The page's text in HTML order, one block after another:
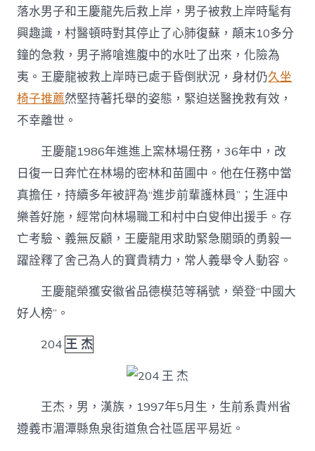
落水男子和王慶龍先后救上岸，男子被救上岸時髦有
興趣識，村醫頓時對其停止了心肺復蘇，顛末10多分
鐘的急救，男子將嗆進腹中的水吐了出來，化險為
夷。王慶龍被救上岸時已處于昏倒狀況，身材仍久坐
椅子推薦然堅持著托舉的姿態，緊迫送醫挽救有效，
不幸離世。
王慶龍1986年進進上窯林場任務，36年中，改
日復一日奔忙在林場的密林和苗圃中。他在任務中當
真擔任，持續多年被評為“進步前輩護林員”；生涯中
樂善好施，經常向林場職工和村中白叟伸出援手。存
亡考驗、義無反顧，王慶龍用求助緊急關頭的勇毅一
躍詮釋了舍己為人的寶貴精力，常人義舉令人動容。
王慶龍榮獲安徽省品德模范等稱號，榮登“中國大
好人榜”。
204 王 杰
王杰，男，漢族，1997年5月生，生前系貴州省
遵義市湄潭縣魚泉街道魚合社區居平易近。